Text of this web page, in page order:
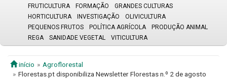
FRUTICULTURA
FORMAÇÃO
GRANDES CULTURAS
HORTICULTURA
INVESTIGAÇÃO
OLIVICULTURA
PEQUENOS FRUTOS
POLÍTICA AGRÍCOLA
PRODUÇÃO ANIMAL
REGA
SANIDADE VEGETAL VITICULTURA
início
Agroflorestal
Florestas.pt disponibiliza Newsletter Florestas n.º 2 de agosto